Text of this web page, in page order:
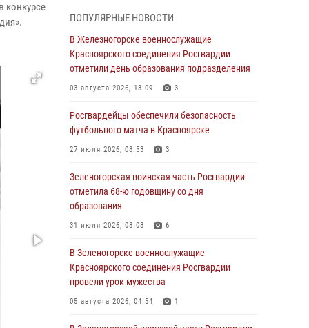
конкурсе
Сотрудники Росгвардии обеспечили
общественный порядок во время
проведения экстремального заплыва в
04 августа 2026, 08:36 1
В Красноярске сотрудники Росгвардии
супермаркета
04 августа 2026, 06:50
Военнослужащие Красноярского соединения
с тонкостями РХБ защиты
03 августа 2026, 13:12 2
В Железногорске военнослужащие
отметили день образования подразделения
ПОПУЛЯРНЫЕ НОВОСТИ
В Железногорске военнослужащие
Красноярского соединения Росгвардии
отметили день образования подразделения
03 августа 2026, 13:09 3
Росгвардейцы обеспечили безопасность
футбольного матча в Красноярске
27 июля 2026, 08:53 3
Зеленогорская воинская часть Росгвардии
отметила 68-ю годовщину со дня
образования
31 июля 2026, 08:08 6
В Зеленогорске военнослужащие
Красноярского соединения Росгвардии
провели урок мужества
05 августа 2026, 04:54 1